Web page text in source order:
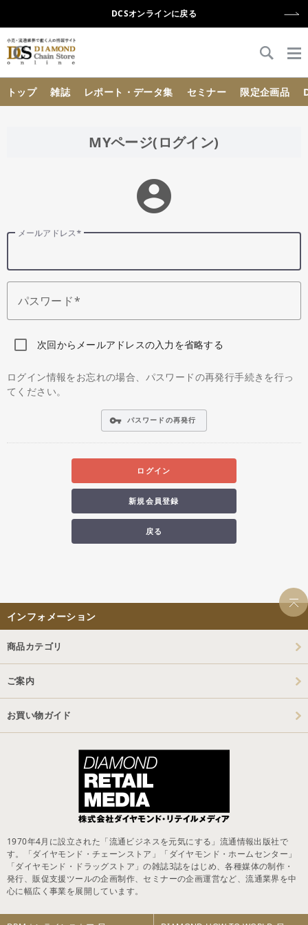
DCSオンラインに戻る
トップ 雑誌 レポート・データ集 セミナー 限定企画品
MYページ(ログイン)
account_circle
メールアドレス
パスワード
次回からメールアドレスの入力を省略する
ログイン情報をお忘れの場合、パスワードの再発行手続きを行っ
てください。
vpn_key パスワードの再発行
ログイン
新規会員登録
戻る
インフォメーション
商品カテゴリ
ご案内
お買い物ガイド
1970年4月に設立された「流通ビジネスを元気にする」流通情報出版社で
す。「ダイヤモンド・チェーンストア」「ダイヤモンド・ホームセンター」
「ダイヤモンド・ドラッグストア」の雑誌3誌をはじめ、各種媒体の制作・
発行、販促支援ツールの企画制作、セミナーの企画運営など、流通業界を中
心に幅広く事業を展開しています。